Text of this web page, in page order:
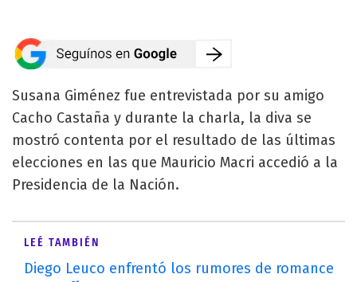
Susana Giménez fue entrevistada por su amigo
Cacho Castaña y durante la charla, la diva se
mostró contenta por el resultado de las últimas
elecciones en las que Mauricio Macri accedió a la
Presidencia de la Nación.
LEÉ TAMBIÉN
Diego Leuco enfrentó los rumores de romance